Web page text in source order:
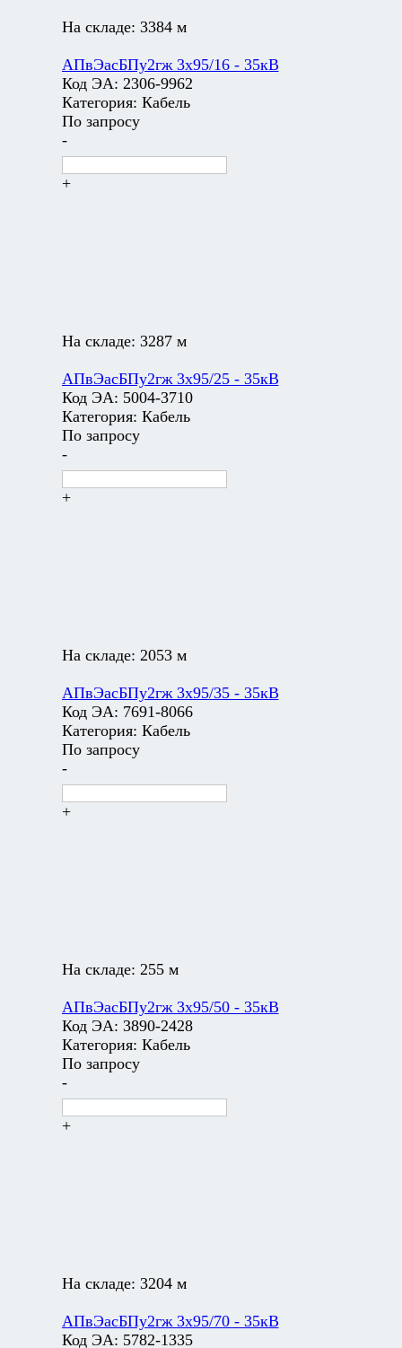
На складе: 3384 м
АПвЭасБПу2гж 3х95/16 - 35кВ
Код ЭА: 2306-9962
Категория: Кабель
По запросу
-
+
На складе: 3287 м
АПвЭасБПу2гж 3х95/25 - 35кВ
Код ЭА: 5004-3710
Категория: Кабель
По запросу
-
+
На складе: 2053 м
АПвЭасБПу2гж 3х95/35 - 35кВ
Код ЭА: 7691-8066
Категория: Кабель
По запросу
-
+
На складе: 255 м
АПвЭасБПу2гж 3х95/50 - 35кВ
Код ЭА: 3890-2428
Категория: Кабель
По запросу
-
+
На складе: 3204 м
АПвЭасБПу2гж 3х95/70 - 35кВ
Код ЭА: 5782-1335